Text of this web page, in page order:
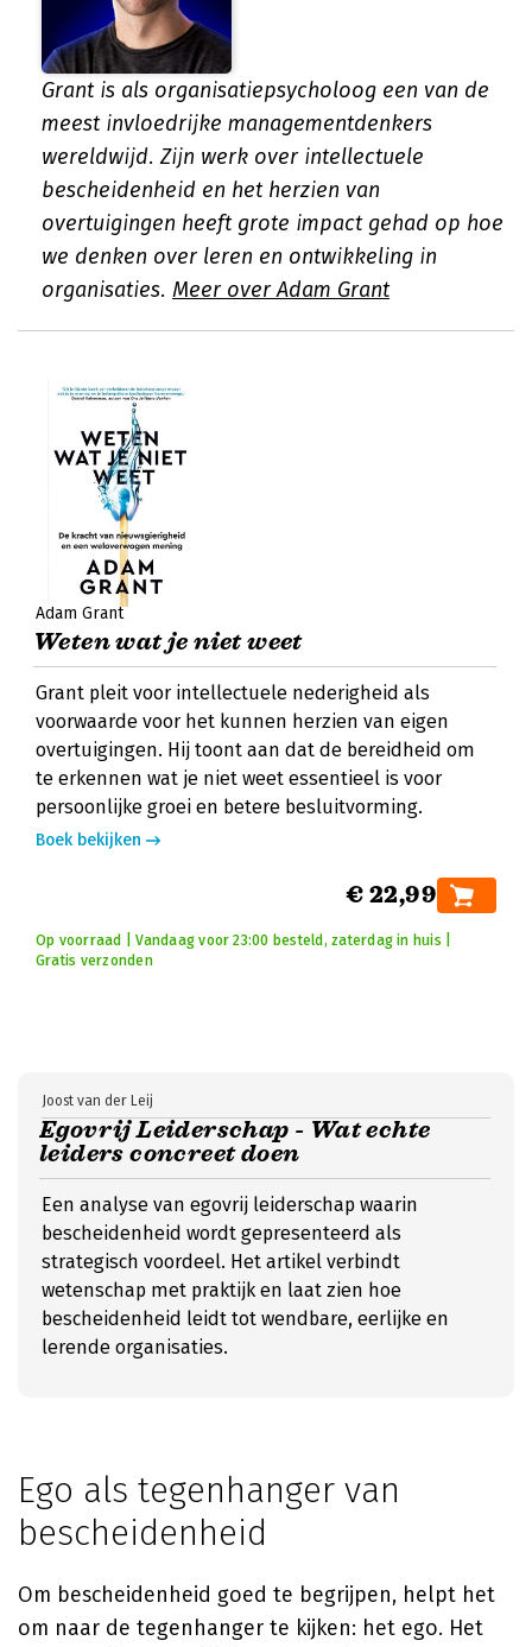
Grant is als organisatiepsycholoog een van de
meest invloedrijke managementdenkers
wereldwijd. Zijn werk over intellectuele
bescheidenheid en het herzien van
overtuigingen heeft grote impact gehad op hoe
we denken over leren en ontwikkeling in
organisaties. Meer over Adam Grant
Adam Grant
Weten wat je niet weet
Grant pleit voor intellectuele nederigheid als
voorwaarde voor het kunnen herzien van eigen
overtuigingen. Hij toont aan dat de bereidheid om
te erkennen wat je niet weet essentieel is voor
persoonlijke groei en betere besluitvorming.
Boek bekijken
€ 22,99
Op voorraad | Vandaag voor 23:00 besteld, zaterdag in huis |
Gratis verzonden
Egovrij Leiderschap - Wat echte
leiders concreet doen
Joost van der Leij
Een analyse van egovrij leiderschap waarin
bescheidenheid wordt gepresenteerd als
strategisch voordeel. Het artikel verbindt
wetenschap met praktijk en laat zien hoe
bescheidenheid leidt tot wendbare, eerlijke en
lerende organisaties.
Ego als tegenhanger van
bescheidenheid
Om bescheidenheid goed te begrijpen, helpt het
om naar de tegenhanger te kijken: het ego. Het